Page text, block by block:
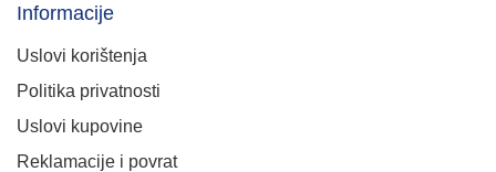
Informacije
Uslovi korištenja
Politika privatnosti
Uslovi kupovine
Reklamacije i povrat